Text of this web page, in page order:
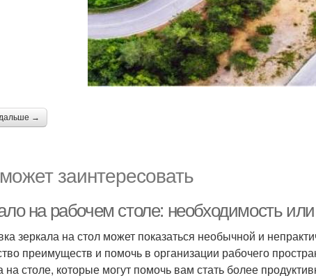
→
заинтересовать
на рабочем столе: необходимость
зеркала на стол может показаться необычной и
преимуществ и помочь в организации рабочего
на столе, которые могут помочь вам стать более